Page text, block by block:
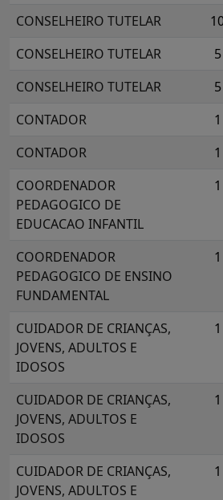
CONSELHEIRO TUTELAR
CONSELHEIRO TUTELAR
5
CONSELHEIRO TUTELAR
5
CONTADOR
1
CONTADOR
1
COORDENADOR
PEDAGOGICO DE
EDUCACAO INFANTIL
1
COORDENADOR
PEDAGOGICO DE ENSINO
FUNDAMENTAL
1
CUIDADOR DE CRIANÇAS,
JOVENS, ADULTOS E
IDOSOS
1
CUIDADOR DE CRIANÇAS,
JOVENS, ADULTOS E
IDOSOS
1
CUIDADOR DE CRIANÇAS,
JOVENS, ADULTOS E
1